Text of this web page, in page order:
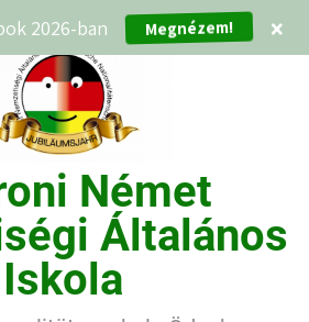
Német
Általános
Iskola
2026-ban Megnézem! ×